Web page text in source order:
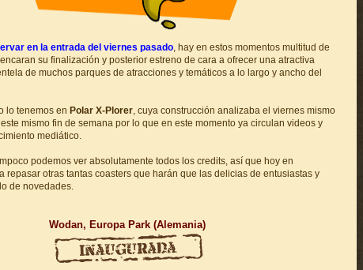
en la entrada del viernes pasado, hay en estos momentos multitud de
su finalización y posterior estreno de cara a ofrecer una atractiva
de muchos parques de atracciones y temáticos a lo largo y ancho del
lo tenemos en Polar X-Plorer, cuya construcción analizaba el viernes mismo
mismo fin de semana por lo que en este momento ya circulan videos y
mediático.
podemos ver absolutamente todos los credits, así que hoy en
repasar otras tantas coasters que harán que las delicias de entusiastas y
de novedades.
Wodan, Europa Park (Alemania)